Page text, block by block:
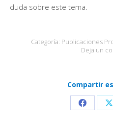
duda sobre este tema.
Categoría: Publicaciones
Deja un
Compartir
Share